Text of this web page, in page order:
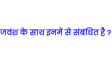
के साथ इनमें से संबंधित है ?